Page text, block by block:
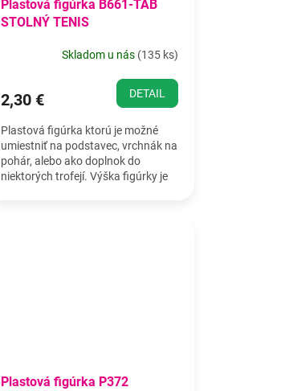
Plastová figúrka B661-TAB
STOLNÝ TENIS
Skladom u nás (135 ks)
2,30 € DETAIL
Plastová figúrka ktorú je možné
umiestniť na podstavec, vrchnák na
pohár, alebo ako doplnok do
niektorých trofejí. Výška figúrky je
Plastová figúrka P372